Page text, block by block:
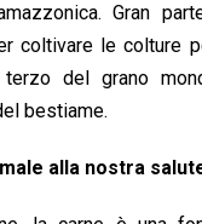
Gran
coltivare le colture
del grano
bestiame.
alla nostra